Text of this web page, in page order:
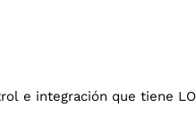
e integración que tiene